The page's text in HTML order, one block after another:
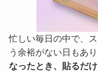
忙しい毎日の中で、
う余裕がない日もあり
なったとき、貼るだ